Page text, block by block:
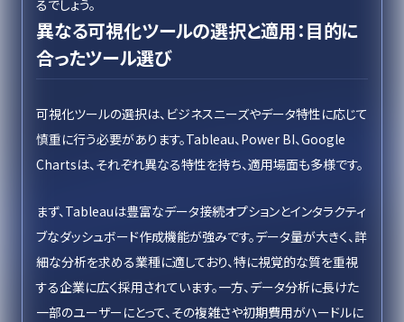
るでしょう。
異なる可視化ツールの選択と適用：目的に
合ったツール選び
可視化ツールの選択は、ビジネスニーズやデータ特性に応じて
慎重に行う必要があります。Tableau、Power BI、Google
Chartsは、それぞれ異なる特性を持ち、適用場面も多様です。
まず、Tableauは豊富なデータ接続オプションとインタラクティ
ブなダッシュボード作成機能が強みです。データ量が大きく、詳
細な分析を求める業種に適しており、特に視覚的な質を重視
する企業に広く採用されています。一方、データ分析に長けた
一部のユーザーにとって、その複雑さや初期費用がハードルに